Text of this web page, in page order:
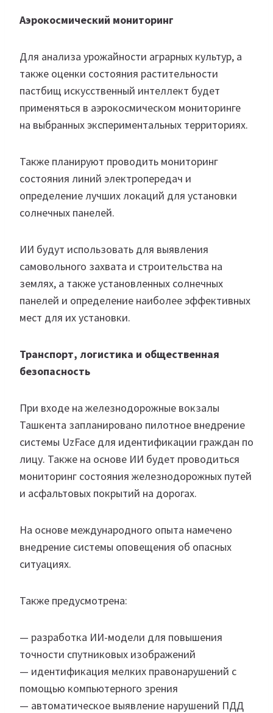
Аэрокосмический мониторинг
Для анализа урожайности аграрных культур, а
также оценки состояния растительности
пастбищ искусственный интеллект будет
применяться в аэрокосмическом мониторинге
на выбранных экспериментальных территориях.
Также планируют проводить мониторинг
состояния линий электропередач и
определение лучших локаций для установки
солнечных панелей.
ИИ будут использовать для выявления
самовольного захвата и строительства на
землях, а также установленных солнечных
панелей и определение наиболее эффективных
мест для их установки.
Транспорт, логистика и общественная
безопасность
При входе на железнодорожные вокзалы
Ташкента запланировано пилотное внедрение
системы UzFace для идентификации граждан по
лицу. Также на основе ИИ будет проводиться
мониторинг состояния железнодорожных путей
и асфальтовых покрытий на дорогах.
На основе международного опыта намечено
внедрение системы оповещения об опасных
ситуациях.
Также предусмотрена:
— разработка ИИ-модели для повышения
точности спутниковых изображений
— идентификация мелких правонарушений с
помощью компьютерного зрения
— автоматическое выявление нарушений ПДД